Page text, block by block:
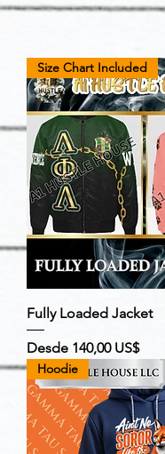
Size Chart Included
Fully Loaded Jacket
Desde 140,00 US$
Precio de oferta
Hoodie